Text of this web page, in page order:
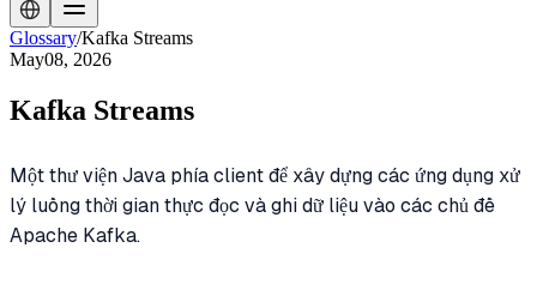
Glossary/Kafka Streams
May08, 2026
Kafka Streams
Một thư viện Java phía client để xây dựng các ứng dụng xử
lý luồng thời gian thực đọc và ghi dữ liệu vào các chủ đề
Apache Kafka.